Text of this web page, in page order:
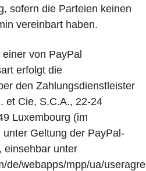
sofern die Parteien keinen
vereinbart haben.
von PayPal
erfolgt die
den Zahlungsdienstleister
et Cie, S.C.A., 22-24
Luxembourg (im
Geltung der PayPal-
einsehbar unter
de/webapps/mpp/ua/